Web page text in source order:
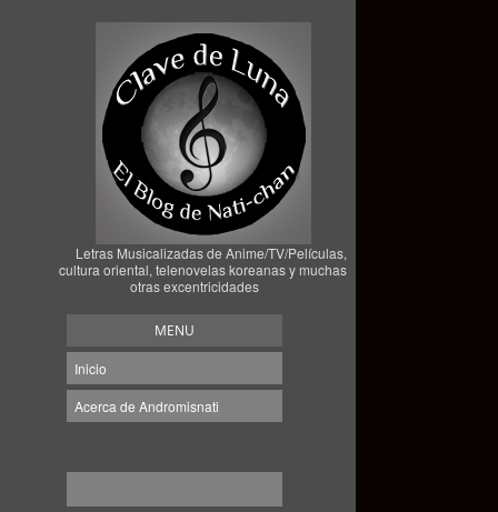
Letras Musicalizadas de Anime/TV/Películas,
cultura oriental, telenovelas koreanas y muchas
otras excentricidades
MENU
Inicio
Acerca de Andromisnati